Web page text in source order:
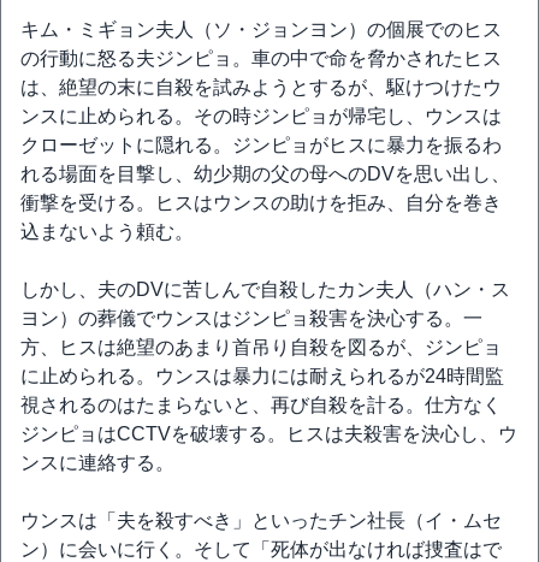
キム・ミギョン夫人（ソ・ジョンヨン）の個展でのヒス
の行動に怒る夫ジンピョ。車の中で命を脅かされたヒス
は、絶望の末に自殺を試みようとするが、駆けつけたウ
ンスに止められる。その時ジンピョが帰宅し、ウンスは
クローゼットに隠れる。ジンピョがヒスに暴力を振るわ
れる場面を目撃し、幼少期の父の母へのDVを思い出し、
衝撃を受ける。ヒスはウンスの助けを拒み、自分を巻き
込まないよう頼む。
しかし、夫のDVに苦しんで自殺したカン夫人（ハン・ス
ヨン）の葬儀でウンスはジンピョ殺害を決心する。一
方、ヒスは絶望のあまり首吊り自殺を図るが、ジンピョ
に止められる。ウンスは暴力には耐えられるが24時間監
視されるのはたまらないと、再び自殺を計る。仕方なく
ジンピョはCCTVを破壊する。ヒスは夫殺害を決心し、ウ
ンスに連絡する。
ウンスは「夫を殺すべき」といったチン社長（イ・ムセ
ン）に会いに行く。そして「死体が出なければ捜査はで